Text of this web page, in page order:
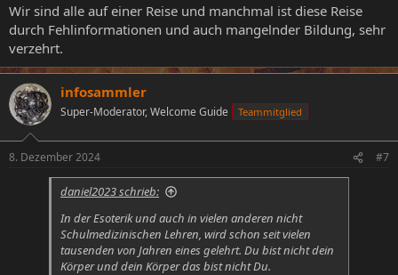
Wir sind alle auf einer Reise und manchmal ist diese Reise
durch Fehlinformationen und auch mangelnder Bildung, sehr
verzehrt.
infosammler
Super-Moderator, Welcome Guide Teammitglied
8. Dezember 2024 #7
daniel2023 schrieb:
In der Esoterik und auch in vielen anderen nicht
Schulmedizinischen Lehren, wird schon seit vielen
tausenden von Jahren eines gelehrt. Du bist nicht dein
Körper und dein Körper das bist nicht Du.